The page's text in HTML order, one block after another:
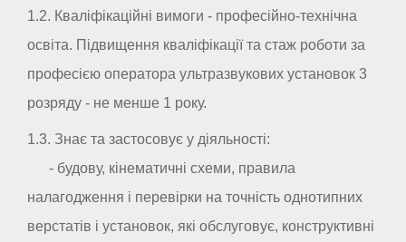
1.2. Кваліфікаційні вимоги - професійно-технічна
освіта. Підвищення кваліфікації та стаж роботи за
професією оператора ультразвукових установок 3
розряду - не менше 1 року.
1.3. Знає та застосовує у діяльності:
- будову, кінематичні схеми, правила
налагодження і перевірки на точність однотипних
верстатів і установок, які обслуговує, конструктивні